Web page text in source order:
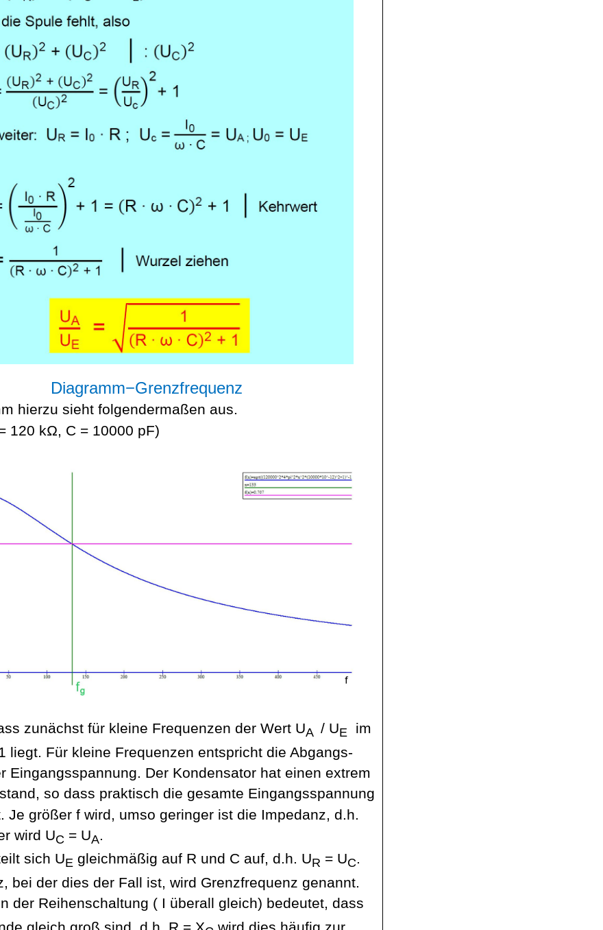
Diagramm−Grenzfrequenz
hierzu sieht folgendermaßen aus.
120 kΩ, C = 10000 pF)
zunächst für kleine Frequenzen der Wert UA / UE
im
liegt. Für kleine Frequenzen entspricht die Abgangs-
Eingangsspannung. Der Kondensator hat einen extrem
so dass praktisch die gesamte Eingangsspannung
Je größer f wird, umso geringer ist die Impedanz, d.h.
wird UC = UA.
sich UE gleichmäßig auf R und C auf, d.h. UR = UC.
bei der dies der Fall ist, wird Grenzfrequenz genannt.
der Reihenschaltung ( I überall gleich) bedeutet, dass